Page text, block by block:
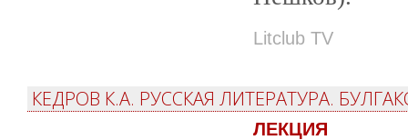
Litclub TV
КЕДРОВ К.А. РУССКАЯ ЛИТЕРАТУРА.
ЛЕКЦИЯ